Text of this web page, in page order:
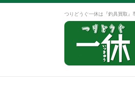
つりどうぐ一休は『釣具買取』